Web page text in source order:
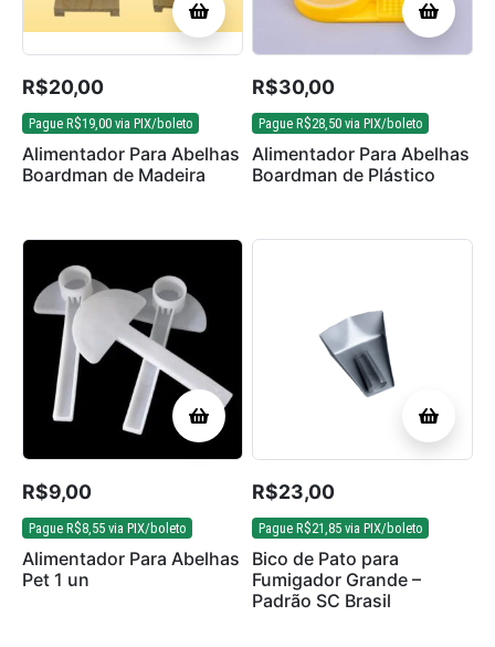
R$20,00
Pague R$19,00 via PIX/boleto
Alimentador Para Abelhas
Boardman de Madeira
R$30,00
Pague R$28,50 via PIX/boleto
Alimentador Para Abelhas
Boardman de Plástico
R$9,00
Pague R$8,55 via PIX/boleto
Alimentador Para Abelhas
Pet 1 un
R$23,00
Pague R$21,85 via PIX/boleto
Bico de Pato para
Fumigador Grande –
Padrão SC Brasil